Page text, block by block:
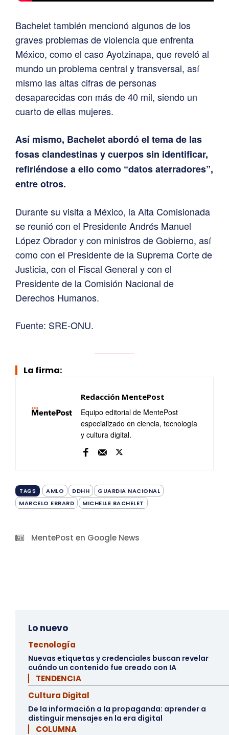
Bachelet también mencionó algunos de los
graves problemas de violencia que enfrenta
México, como el caso Ayotzinapa, que reveló al
mundo un problema central y transversal, así
mismo las altas cifras de personas
desaparecidas con más de 40 mil, siendo un
cuarto de ellas mujeres.
Así mismo, Bachelet abordó el tema de las
fosas clandestinas y cuerpos sin identificar,
refiriéndose a ello como “datos aterradores”,
entre otros.
Durante su visita a México, la Alta Comisionada
se reunió con el Presidente Andrés Manuel
López Obrador y con ministros de Gobierno, así
como con el Presidente de la Suprema Corte de
Justicia, con el Fiscal General y con el
Presidente de la Comisión Nacional de
Derechos Humanos.
Fuente: SRE-ONU.
La firma:
Redacción MentePost
Equipo editorial de MentePost
especializado en ciencia, tecnología
y cultura digital.
TAGS AMLO DDHH
GUARDIA NACIONAL
MARCELO EBRARD
MICHELLE BACHELET
MentePost en Google News
Lo nuevo
Tecnología
Nuevas etiquetas y credenciales buscan revelar
cuándo un contenido fue creado con IA
▏ TENDENCIA
Cultura Digital
De la información a la propaganda: aprender a
distinguir mensajes en la era digital
▏ COLUMNA